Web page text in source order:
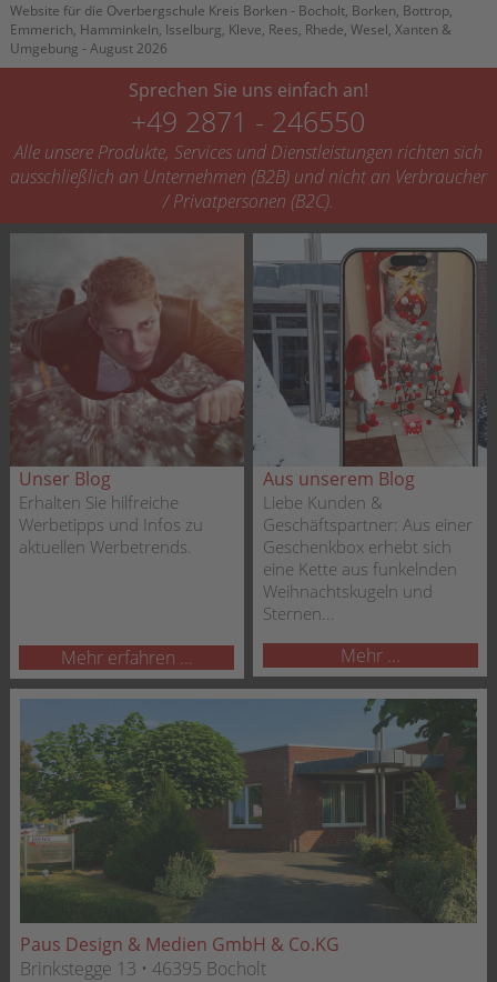
Website für die Overbergschule Kreis Borken - Bocholt, Borken, Bottrop,
Emmerich, Hamminkeln, Isselburg, Kleve, Rees, Rhede, Wesel, Xanten &
Umgebung - August 2026
Sprechen Sie uns einfach an!
+49 2871 - 246550
Alle unsere Produkte, Services und Dienstleistungen richten sich
ausschließlich an Unternehmen (B2B) und nicht an Verbraucher
/ Privatpersonen (B2C).
Unser Blog
Erhalten Sie hilfreiche
Werbetipps und Infos zu
aktuellen Werbetrends.
Mehr erfahren ...
Aus unserem Blog
Liebe Kunden &
Geschäftspartner: Aus einer
Geschenkbox erhebt sich
eine Kette aus funkelnden
Weihnachtskugeln und
Sternen...
Mehr ...
Paus Design & Medien GmbH & Co.KG
Brinkstegge 13 • 46395 Bocholt